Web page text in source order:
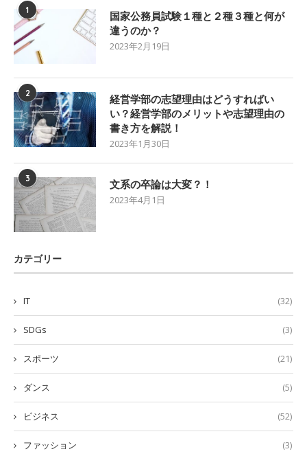
1
国家公務員試験１種と２種３種と何が
違うのか？
2023年2月19日
2
経営学部の志望理由はどうすればい
い？経営学部のメリットや志望理由の
書き方を解説！
2023年1月30日
3 文系の卒論は大変？！
2023年4月1日
カテゴリー
IT (32)
SDGs (3)
スポーツ (21)
ダンス (5)
ビジネス (52)
ファッション (3)